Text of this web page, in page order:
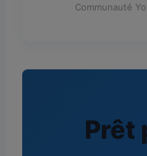
Communauté
Prêt